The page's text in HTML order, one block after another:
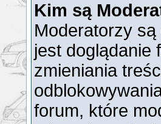
Kim są
Moderatorzy
jest doglądanie
zmieniania
forum, które